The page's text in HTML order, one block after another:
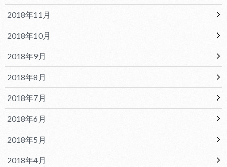
2018年11月
2018年10月
2018年9月
2018年8月
2018年7月
2018年6月
2018年5月
2018年4月